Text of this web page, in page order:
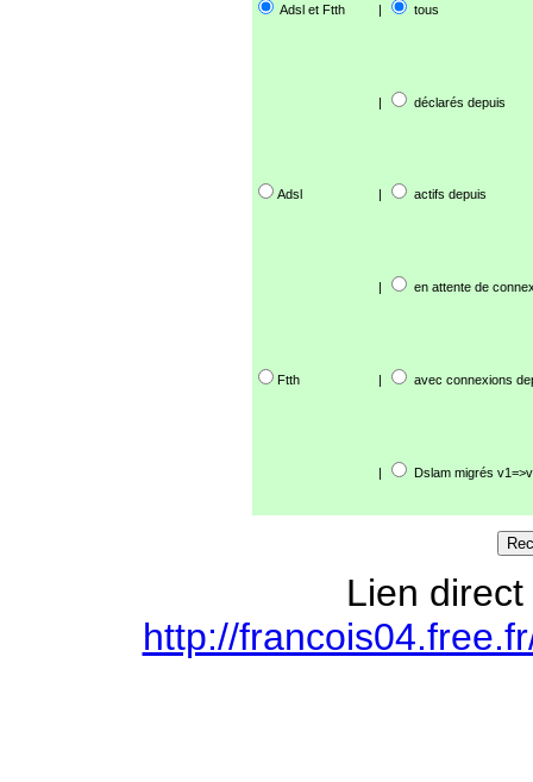
Adsl et Ftth | tous
| déclarés depuis
Adsl | actifs depuis
| en attente de
Ftth | avec connexions
| Dslam migrés
Lien
http://